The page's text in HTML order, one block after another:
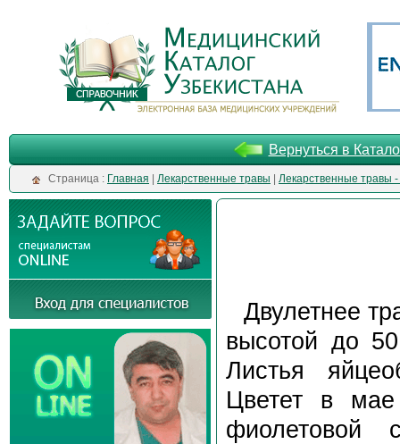
Вернуться в
Cтраница : Главная Лекарственные травы Лекарственные травы
Двулетнее
высотой до
Листья
Цветет в мае
фиолетовой